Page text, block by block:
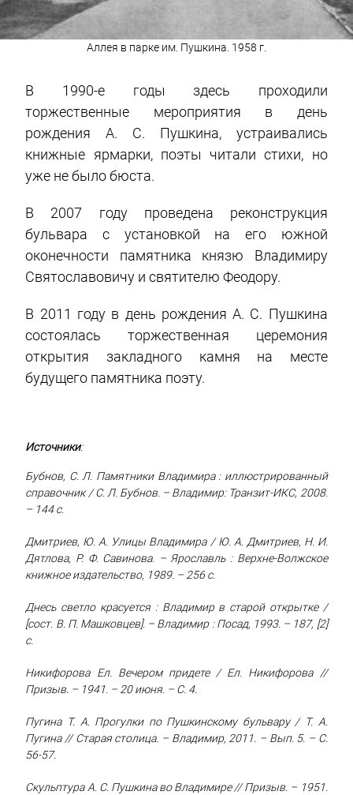
Аллея в парке им. Пушкина. 1958 г.
В 1990-е годы здесь проходили
торжественные мероприятия в день
рождения А. С. Пушкина, устраивались
книжные ярмарки, поэты читали стихи, но
уже не было бюста.
В 2007 году проведена реконструкция
бульвара с установкой на его южной
оконечности памятника князю Владимиру
Святославовичу и святителю Феодору.
В 2011 году в день рождения А. С. Пушкина
состоялась торжественная церемония
открытия закладного камня на месте
будущего памятника поэту.
Источники:
Бубнов, С. Л. Памятники Владимира : иллюстрированный
справочник / С. Л. Бубнов. – Владимир: Транзит-ИКС, 2008.
– 144 с.
Дмитриев, Ю. А. Улицы Владимира / Ю. А. Дмитриев, Н. И.
Дятлова, Р. Ф. Савинова. – Ярославль : Верхне-Волжское
книжное издательство, 1989. – 256 с.
Днесь светло красуется : Владимир в старой открытке /
[сост. В. П. Машковцев]. – Владимир : Посад, 1993. – 187, [2]
с.
Никифорова Ел. Вечером придете / Ел. Никифорова //
Призыв. – 1941. – 20 июня. – С. 4.
Пугина Т. А. Прогулки по Пушкинскому бульвару / Т. А.
Пугина // Старая столица. – Владимир, 2011. – Вып. 5. – С.
56-57.
Скульптура А. С. Пушкина во Владимире // Призыв. – 1951.